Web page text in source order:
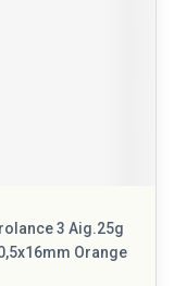
3 Aig.25g
Orange